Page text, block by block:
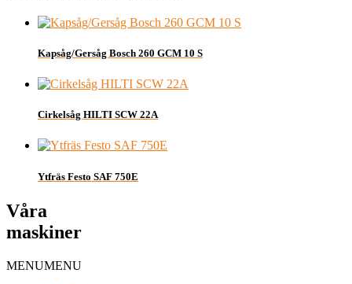
Kapsåg/Gersåg Bosch 260 GCM 10 S
Cirkelsåg HILTI SCW 22A
Ytfräs Festo SAF 750E
Våra
maskiner
MENUMENU